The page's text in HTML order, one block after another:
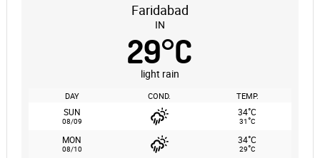
Faridabad
IN
29°C
light rain
DAY COND. TEMP.
SUN
08/09
34°C
31°C
MON
08/10
34°C
29°C